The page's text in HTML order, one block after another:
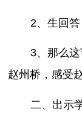
2、生回
3、那么
赵州桥，感受
二、出示